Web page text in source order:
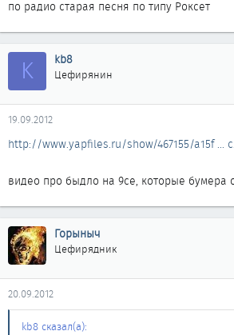
по радио старая песня по типу Роксет
K kb8
Цефирянин
19.09.2012
http://www.yapfiles.ru/show/467155/a15f ...
видео про быдло на 9се, которые бумера
Горыныч
Цефирядник
20.09.2012
kb8 сказал(а):